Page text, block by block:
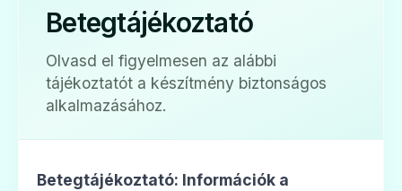
Dialosa 6 mg tabletta
Ár: —
Betegtájékoztató
Olvasd el figyelmesen az alábbi
tájékoztatót a készítmény biztonságos
alkalmazásához.
Betegtájékoztató: Információk a